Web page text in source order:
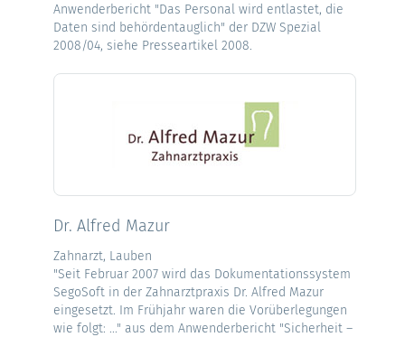
Anwenderbericht "Das Personal wird entlastet, die
Daten sind behördentauglich" der DZW Spezial
2008/04, siehe Presseartikel 2008.
Dr. Alfred Mazur
Zahnarzt, Lauben
"Seit Februar 2007 wird das Dokumentationssystem
SegoSoft in der Zahnarztpraxis Dr. Alfred Mazur
eingesetzt. Im Frühjahr waren die Vorüberlegungen
wie folgt: ..." aus dem Anwenderbericht "Sicherheit –